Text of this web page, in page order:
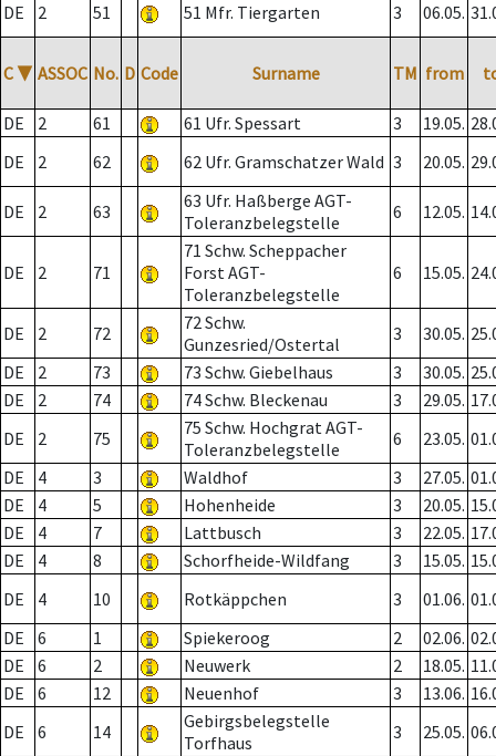
DE
2 51 51 Mfr. Tiergarten 3 06.05.
C ▼ ASSOC No. D Code Surname TM from
DE 2 61 61 Ufr. Spessart 3 19.05.
DE
2 62 62 Ufr. Gramschatzer Wald 3 20.05.
DE 2 63
63 Ufr. Haßberge AGT-
Toleranzbelegstelle
6 12.05.
DE 2 71
71 Schw. Scheppacher
Forst AGT-
Toleranzbelegstelle
6 15.05.
DE 2 72
72 Schw.
Gunzesried/Ostertal
3 30.05.
DE
2 73 73 Schw. Giebelhaus 3 30.05.
DE
2 74 74 Schw. Bleckenau 3 29.05.
DE
2 75
75 Schw. Hochgrat AGT-
Toleranzbelegstelle
6 23.05.
DE
4 3 Waldhof 3 27.05.
DE
4 5 Hohenheide 3 20.05.
DE
4 7 Lattbusch 3 22.05.
DE
4 8 Schorfheide-Wildfang 3 15.05.
DE
4 10 Rotkäppchen 3 01.06.
DE
6 1 Spiekeroog 2 02.06.
DE
6 2 Neuwerk 2 18.05.
DE
6 12 Neuenhof 3 13.06.
DE
6 14
Gebirgsbelegstelle
Torfhaus
3 25.05.